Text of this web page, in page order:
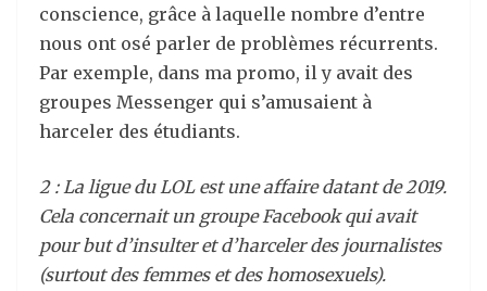
conscience, grâce à laquelle nombre d’entre
nous ont osé parler de problèmes récurrents.
Par exemple, dans ma promo, il y avait des
groupes Messenger qui s’amusaient à
harceler des étudiants.
2 : La ligue du LOL est une affaire datant de 2019.
Cela concernait un groupe Facebook qui avait
pour but d’insulter et d’harceler des journalistes
(surtout des femmes et des homosexuels).